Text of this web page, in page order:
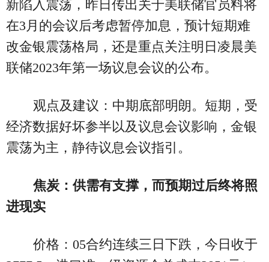
新陷入震荡，昨日传出关于美联储官员料将
在3月的会议后考虑暂停加息，预计短期难
改金银震荡格局，还是重点关注明日凌晨美
联储2023年第一场议息会议的公布。
观点及建议：中期底部明朗。短期，受
经济数据好坏参半以及议息会议影响，金银
震荡为主，静待议息会议指引。
焦炭：供需有支撑，而预期过后终将照
进现实
价格：05合约连续三日下跌，今日收于